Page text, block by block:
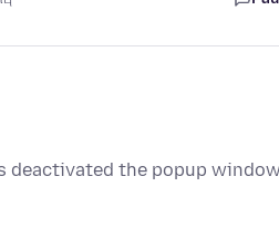
deactivated the popup